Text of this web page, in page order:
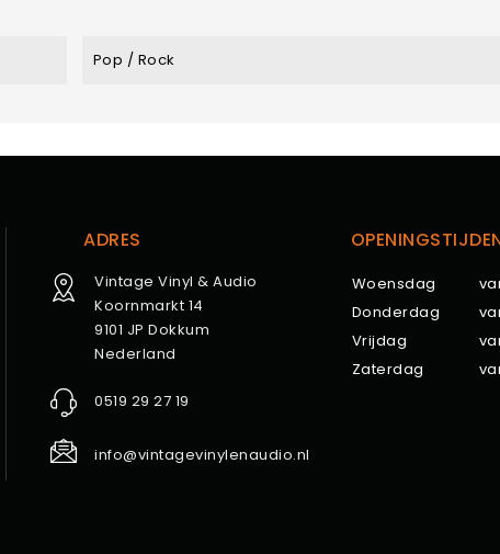
Pop / Rock
ADRES
Vintage Vinyl & Audio
Koornmarkt 14
9101 JP Dokkum
Nederland
0519 29 27 19
info@vintagevinylenaudio.nl
Woensdag
Donderdag
Vrijdag
Zaterdag